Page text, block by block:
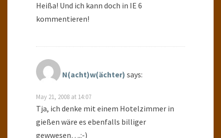
Heißa! Und ich kann doch in IE 6
kommentieren!
N(acht)w(ächter) says:
May 21, 2008 at 14:07
Tja, ich denke mit einem Hotelzimmer in
gießen wäre es ebenfalls billiger
gewwesen….:-)